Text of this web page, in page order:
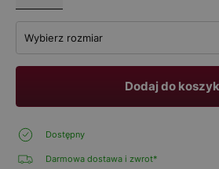
Wybierz rozmiar
Dodaj do
Dostępny
Darmowa dostawa i zwrot*